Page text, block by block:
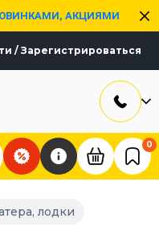
АКЦИЯМИ
/ Зарегистрироваться
0
лодки